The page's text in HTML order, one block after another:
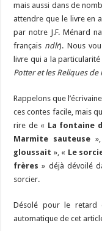
mais aussi dans de
attendre que le livre en
par notre J.F. Ménard
français ndlr). Nous
livre qui a la
Potter et les Reliques de
Rappelons que
ces contes facile, mais
rire de « La fontaine
Marmite sauteuse»,
gloussait », « Le
frères » déjà dévoilé
sorcier.
Désolé pour le retard
automatique de cet